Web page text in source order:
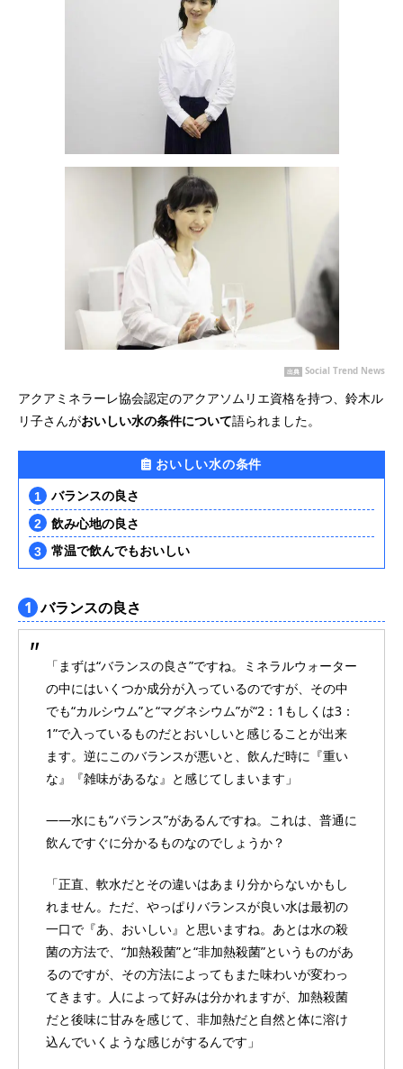
出典 Social Trend News
アクアミネラーレ協会認定のアクアソムリエ資格を持つ、鈴木ル
リ子さんがおいしい水の条件について語られました。
おいしい水の条件
バランスの良さ
飲み心地の良さ
常温で飲んでもおいしい
1 バランスの良さ
「まずは“バランスの良さ”ですね。ミネラルウォーター
の中にはいくつか成分が入っているのですが、その中
でも“カルシウム”と“マグネシウム”が“2：1もしくは3：
1”で入っているものだとおいしいと感じることが出来
ます。逆にこのバランスが悪いと、飲んだ時に『重い
な』『雑味があるな』と感じてしまいます」
――水にも“バランス”があるんですね。これは、普通に
飲んですぐに分かるものなのでしょうか？
「正直、軟水だとその違いはあまり分からないかもし
れません。ただ、やっぱりバランスが良い水は最初の
一口で『あ、おいしい』と思いますね。あとは水の殺
菌の方法で、“加熱殺菌”と“非加熱殺菌”というものがあ
るのですが、その方法によってもまた味わいが変わっ
てきます。人によって好みは分かれますが、加熱殺菌
だと後味に甘みを感じて、非加熱だと自然と体に溶け
込んでいくような感じがするんです」